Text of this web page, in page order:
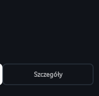
Szczegóły